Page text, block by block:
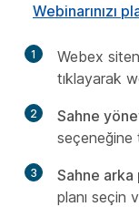
Webinarınızı
1 Webex
tıklayarak
2 Sahne
seçeneğine
3 Sahne arka
planı seçin